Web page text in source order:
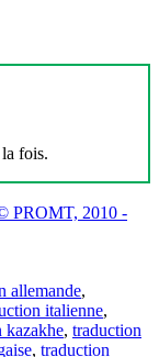
fois.
PROMT, 2010 -
allemande,
italienne,
kazakhe, traduction
, traduction